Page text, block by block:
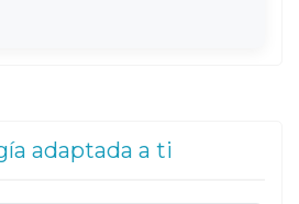
adaptada a ti